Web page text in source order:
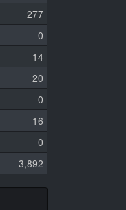
277
0
14
20
0
16
0
3,892